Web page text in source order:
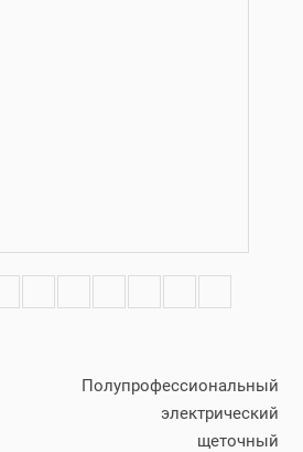
Полупрофессиональный
электрический
щеточный